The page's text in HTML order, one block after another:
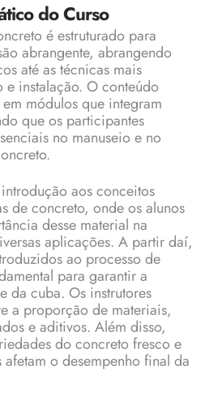
do Curso
é estruturado para
abrangente, abrangendo
até as técnicas mais
instalação. O conteúdo
módulos que integram
que os participantes
no manuseio e no
aos conceitos
de concreto, onde os alunos
desse material na
aplicações. A partir daí,
ao processo de
para garantir a
da cuba. Os instrutores
a proporção de materiais,
e aditivos. Além disso,
do concreto fresco e
o desempenho final da